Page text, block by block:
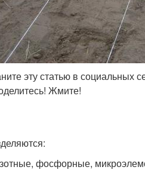
эту статью в социальных
Жмите!
фосфорные,